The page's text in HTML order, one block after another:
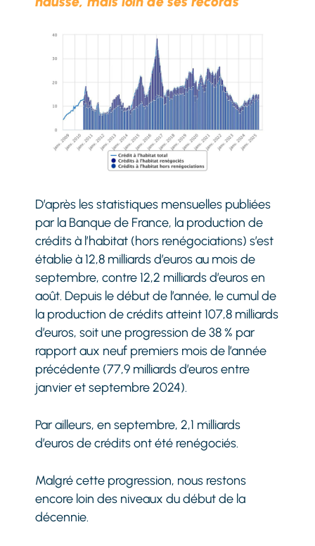
D’après les statistiques mensuelles publiées
par la Banque de France, la production de
crédits à l’habitat (hors renégociations) s’est
établie à 12,8 milliards d’euros au mois de
septembre, contre 12,2 milliards d’euros en
août. Depuis le début de l’année, le cumul de
la production de crédits atteint 107,8 milliards
d’euros, soit une progression de 38 % par
rapport aux neuf premiers mois de l’année
précédente (77,9 milliards d’euros entre
janvier et septembre 2024).
Par ailleurs, en septembre, 2,1 milliards
d’euros de crédits ont été renégociés.
Malgré cette progression, nous restons
encore loin des niveaux du début de la
décennie.